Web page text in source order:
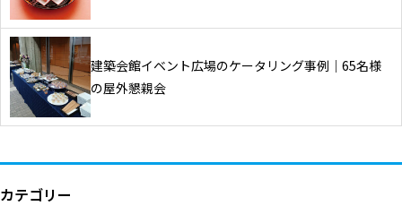
建築会館イベント広場のケータリング事例｜65名様
の屋外懇親会
カテゴリー